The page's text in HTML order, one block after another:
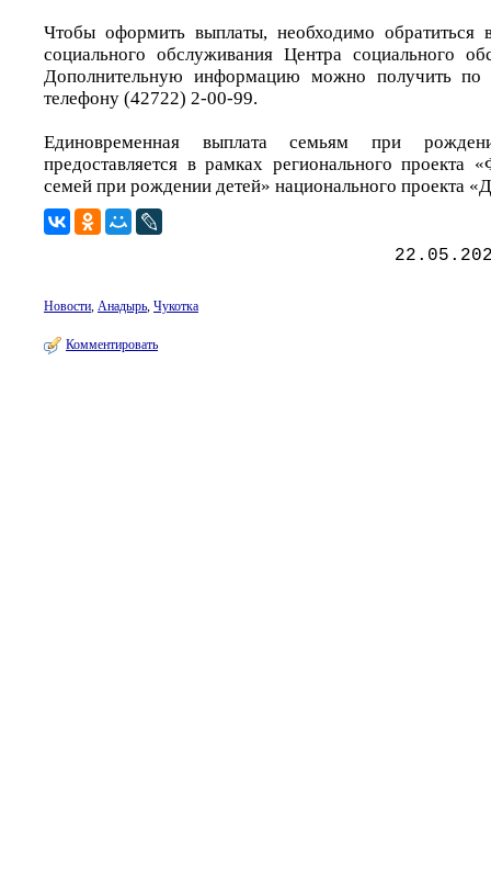
Чтобы оформить выплаты, необходимо
социального обслуживания Центра социального
Дополнительную информацию можно получить по
телефону (42722) 2-00-99.
Единовременная выплата семьям при
предоставляется в рамках регионального проекта
семей при рождении детей» национального проекта
Новости, Анадырь, Чукотка
Комментировать